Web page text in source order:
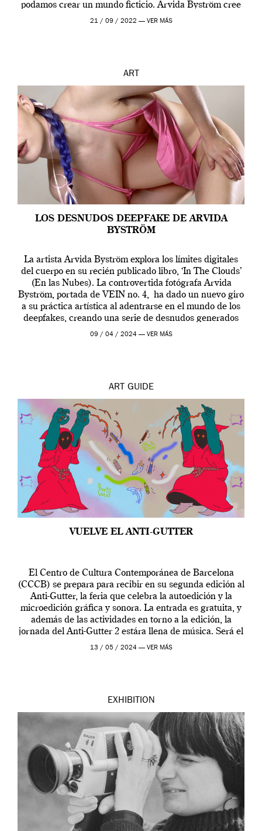
podamos crear un mundo ficticio. Arvida Byström cree
que los humanos tienen un complejo […]
21 / 09 / 2022 — VER MÁS
ART
LOS DESNUDOS DEEPFAKE DE ARVIDA
BYSTRÖM
La artista Arvida Byström explora los límites digitales
del cuerpo en su recién publicado libro, ‘In The Clouds’
(En las Nubes). La controvertida fotógrafa Arvida
Byström, portada de VEIN no. 4, ha dado un nuevo giro
a su práctica artística al adentrarse en el mundo de los
deepfakes, creando una serie de desnudos generados
por […]
09 / 04 / 2024 — VER MÁS
ART GUIDE
VUELVE EL ANTI-GUTTER
El Centro de Cultura Contemporánea de Barcelona
(CCCB) se prepara para recibir en su segunda edición al
Anti-Gutter, la feria que celebra la autoedición y la
microedición gráfica y sonora. La entrada es gratuita, y
además de las actividades en torno a la edición, la
jornada del Anti-Gutter 2 estára llena de música. Será el
[…]
13 / 05 / 2024 — VER MÁS
EXHIBITION